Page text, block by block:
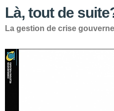
Là, tout de
La gestion de crise